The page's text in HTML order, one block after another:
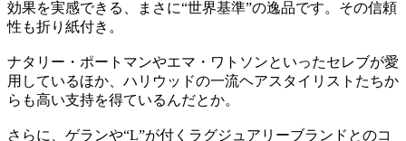
効果を実感できる、まさに“世界基準”の逸品です。その信頼
性も折り紙付き。
ナタリー・ポートマンやエマ・ワトソンといったセレブが愛
用しているほか、ハリウッドの一流ヘアスタイリストたちか
らも高い支持を得ているんだとか。
さらに、ゲランや“L”が付くラグジュアリーブランドとのコ